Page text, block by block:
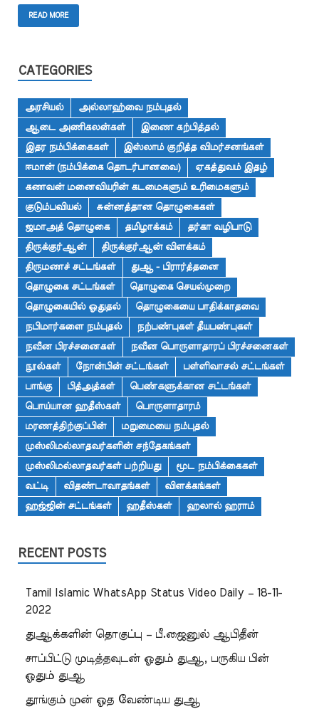
READ MORE
CATEGORIES
அரசியல்
அல்லாஹ்வை நம்புதல்
ஆடை அணிகலன்கள்
இணை கற்பித்தல்
இதர நம்பிக்கைகள்
இஸ்லாம் குறித்த விமர்சனங்கள்
ஈமான் (நம்பிக்கை தொடர்பானவை)
ஏகத்துவம் இதழ்
கணவன் மனைவியரின் கடமைகளும் உரிமைகளும்
குடும்பவியல்
சுன்னத்தான தொழுகைகள்
ஜமாஅத் தொழுகை
தமிழாக்கம்
தர்கா வழிபாடு
திருக்குர்ஆன்
திருக்குர்ஆன் விளக்கம்
திருமணச் சட்டங்கள்
துஆ - பிரார்த்தனை
தொழுகை சட்டங்கள்
தொழுகை செயல்முறை
தொழுகையில் ஓதுதல்
தொழுகையை பாதிக்காதவை
நபிமார்களை நம்புதல்
நற்பண்புகள் தீயபண்புகள்
நவீன பிரச்சனைகள்
நவீன பொருளாதாரப் பிரச்சனைகள்
நூல்கள்
நோன்பின் சட்டங்கள்
பள்ளிவாசல் சட்டங்கள்
பாங்கு
பித்அத்கள்
பெண்களுக்கான சட்டங்கள்
பொய்யான ஹதீஸ்கள்
பொருளாதாரம்
மரணத்திற்குப்பின்
மறுமையை நம்புதல்
முஸ்லிமல்லாதவர்களின் சந்தேகங்கள்
முஸ்லிமல்லாதவர்கள் பற்றியது
மூட நம்பிக்கைகள்
வட்டி
விதண்டாவாதங்கள்
விளக்கங்கள்
ஹஜ்ஜின் சட்டங்கள்
ஹதீஸ்கள் ஹலால் ஹராம்
RECENT POSTS
Tamil Islamic WhatsApp Status Video Daily – 18-11-
2022
துஆக்களின் தொகுப்பு – பீ.ஜைனுல் ஆபிதீன்
சாப்பிட்டு முடித்தவுடன் ஓதும் துஆ, பருகிய பின்
ஓதும் துஆ
தூங்கும் முன் ஓத வேண்டிய துஆ